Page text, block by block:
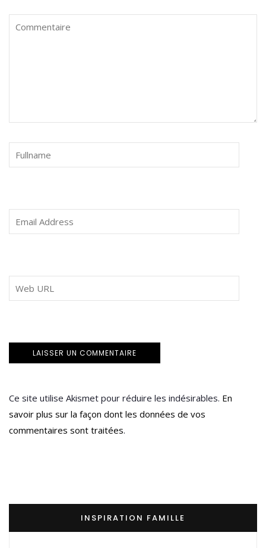
Ce site utilise Akismet pour réduire les indésirables. En
savoir plus sur la façon dont les données de vos
commentaires sont traitées.
INSPIRATION FAMILLE